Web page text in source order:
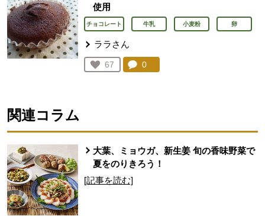
使用
チョコレート 牛乳 小麦粉 卵
ララさん
お気に入り登録：
67
人が登録
コメント：
0
関連コラム
大葉、ミョウガ、新生姜 旬の香味野菜で
夏をのりきろう！
[記事を読む]